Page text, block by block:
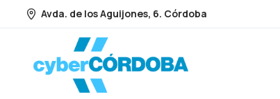
Avda. de los Aguijones, 6. Córdoba